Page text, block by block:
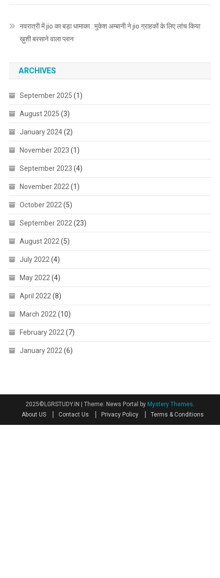
नवरात्री में jio का बड़ा धामाका : मुकेश अम्बानी ने jio ग्राहकों के लिए लांच किया
ख़ुशी बरसाने वाला प्लान
ARCHIVES
September 2025 (1)
August 2025 (3)
January 2024(2)
November 2023 (1)
September 2023 (4)
November 2022 (1)
October 2022 (5)
September 2022 (23)
August 2022 (5)
July 2022 (4)
May 2022 (4)
April 2022 (8)
March 2022 (10)
February 2022 (7)
January 2022 (6)
2025©LGRSTUDY.IN | Theme: News Portal by Mystery Themes.
About US
Contact Us Privacy Policy Terms & Conditions